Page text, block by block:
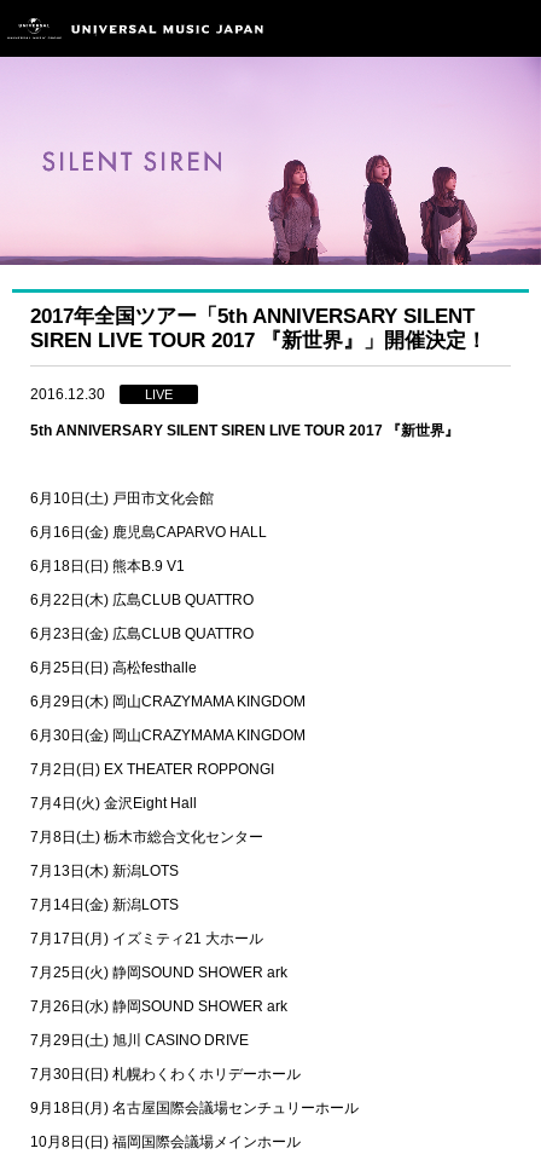
2017年全国ツアー「5th ANNIVERSARY SILENT
SIREN LIVE TOUR 2017 『新世界』」開催決定！
2016.12.30 LIVE
5th ANNIVERSARY SILENT SIREN LIVE TOUR 2017 『新世界』
6 月 10日(土) 戸田市文化会館
6 月 16 日(金) 鹿児島CAPARVO HALL
6 月 18日(日) 熊本B.9 V1
6 月22 日(木) 広島CLUB QUATTRO
6 月23日(金) 広島CLUB QUATTRO
6 月25日(日) 高松festhalle
6 月29日(木) 岡山CRAZYMAMA KINGDOM
6 月30日(金) 岡山CRAZYMAMA KINGDOM
7 月2 日(日) EX THEATER ROPPONGI
7 月4日(火) 金沢Eight Hall
7 月8日(土) 栃木市総合文化センター
7 月 13日(木) 新潟LOTS
7 月 14日(金) 新潟LOTS
7 月 17 日(月) イズミティ21 大ホール
7 月25日(火) 静岡SOUND SHOWER ark
7 月26 日(水) 静岡SOUND SHOWER ark
7 月29日(土) 旭川 CASINO DRIVE
7 月30日(日) 札幌わくわくホリデーホール
9月 18日(月) 名古屋国際会議場センチュリーホール
10月8日(日) 福岡国際会議場メインホール